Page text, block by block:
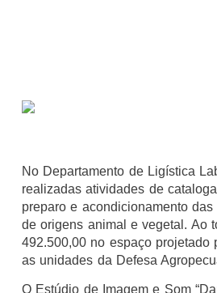
No Departamento de Ligística
realizadas atividades de
preparo e acondicionamento
de origens animal e vegetal. Ao
492.500,00 no espaço projetado
as unidades da Defesa
O Estúdio de Imagem e Som